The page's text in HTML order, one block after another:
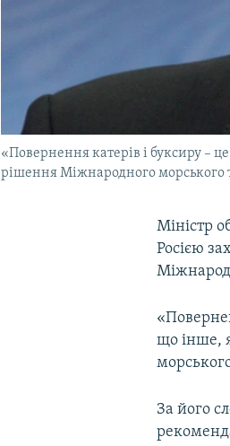
«Повернення катерів і буксиру –
рішення Міжнародного морського
Міністр
Росією
що інше,
За його